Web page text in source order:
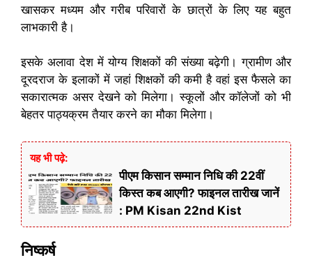
खासकर मध्यम और गरीब परिवारों के छात्रों के लिए यह बहुत
लाभकारी है।
इसके अलावा देश में योग्य शिक्षकों की संख्या बढ़ेगी। ग्रामीण और
दूरदराज के इलाकों में जहां शिक्षकों की कमी है वहां इस फैसले का
सकारात्मक असर देखने को मिलेगा। स्कूलों और कॉलेजों को भी
बेहतर पाठ्यक्रम तैयार करने का मौका मिलेगा।
यह भी पढ़े:
पीएम किसान सम्मान निधि की 22वीं
किस्त कब आएगी? फाइनल तारीख जानें
: PM Kisan 22nd Kist
निष्कर्ष